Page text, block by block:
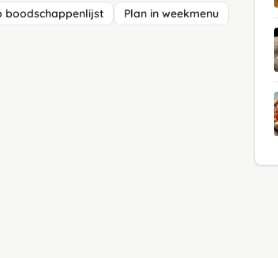
boodschappenlijst Plan in weekmenu